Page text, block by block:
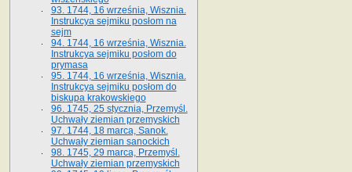
93. 1744, 16 września, Wisznia.
Instrukcya sejmiku posłom na
sejm
94. 1744, 16 września, Wisznia.
Instrukcya sejmiku posłom do
prymasa
95. 1744, 16 września, Wisznia.
Instrukcya sejmiku posłom do
biskupa krakowskiego
96. 1745, 25 stycznia, Przemyśl.
Uchwały ziemian przemyskich
97. 1744, 18 marca, Sanok.
Uchwały ziemian sanockich
98. 1745, 29 marca, Przemyśl.
Uchwały ziemian przemyskich